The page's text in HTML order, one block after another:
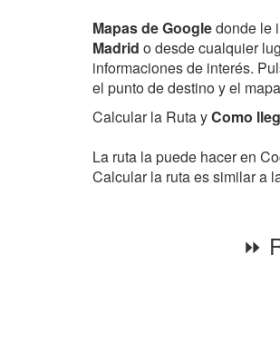
Mapas de Googledonde le
Madrid o desde cualquier
informaciones de interés.
el punto de destino y el
Calcular la Ruta yComo
La ruta la puede hacer en
Calcular la ruta es similar a
⏩